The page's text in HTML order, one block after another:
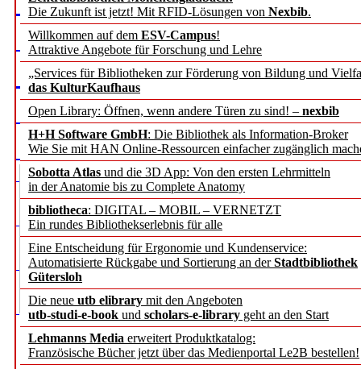
Die Zukunft ist jetzt! Mit RFID-Lösungen von Nexbib.
Willkommen auf dem ESV-Campus!
Attraktive Angebote für Forschung und Lehre
„Services für Bibliotheken zur Förderung von Bildung und
das KulturKaufhaus
Open Library: Öffnen, wenn andere Türen zu sind! – nexbib
H+H Software GmbH: Die Bibliothek als Information-Broker
Wie Sie mit HAN Online-Ressourcen einfacher zugänglich
Sobotta Atlas und die 3D App: Von den ersten Lehrmitteln
in der Anatomie bis zu Complete Anatomy
bibliotheca: DIGITAL – MOBIL – VERNETZT
Ein rundes Bibliothekserlebnis für alle
Eine Entscheidung für Ergonomie und Kundenservice:
Automatisierte Rückgabe und Sortierung an derStadtbibliothek
Gütersloh
Die neue utb elibrary mit den Angeboten
utb-studi-e-book und scholars-e-library geht an den Start
Lehmanns Media erweitert Produktkatalog:
Französische Bücher jetzt über das Medienportal Le2B bestellen!